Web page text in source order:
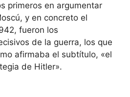
primeros en argumentar
y en concreto el
fueron los
de la guerra, los que
afirmaba el subtítulo, «el
de Hitler».